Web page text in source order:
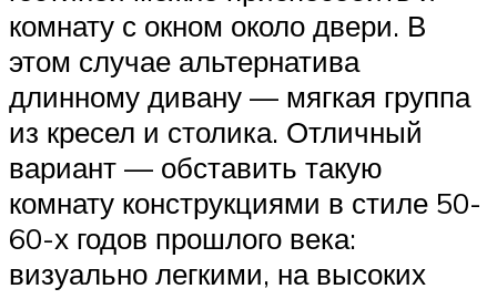
комнату с окном около двери. В
этом случае альтернатива
длинному дивану — мягкая группа
из кресел и столика. Отличный
вариант — обставить такую
комнату конструкциями в стиле 50-
60-х годов прошлого века:
визуально легкими, на высоких